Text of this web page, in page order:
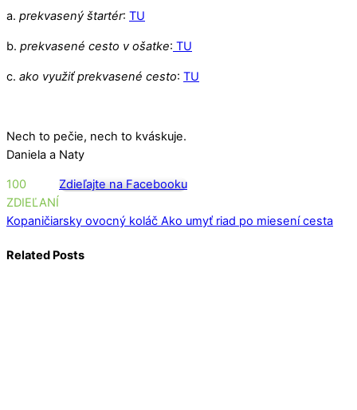
a. prekvasený štartér: TU
b. prekvasené cesto v ošatke: TU
c. ako využiť prekvasené cesto: TU
Nech to pečie, nech to kváskuje.
Daniela a Naty
100
ZDIEĽANÍ
Zdieľajte na Facebooku
Kopaničiarsky ovocný koláč Ako umyť riad po miesení cesta
Related Posts